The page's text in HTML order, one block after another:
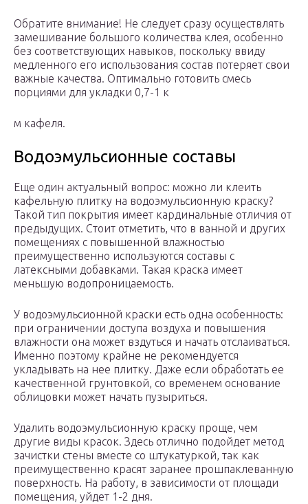
Обратите внимание! Не следует сразу осуществлять
замешивание большого количества клея, особенно
без соответствующих навыков, поскольку ввиду
медленного его использования состав потеряет свои
важные качества. Оптимально готовить смесь
порциями для укладки 0,7-1 к
м кафеля.
Водоэмульсионные составы
Еще один актуальный вопрос: можно ли клеить
кафельную плитку на водоэмульсионную краску?
Такой тип покрытия имеет кардинальные отличия от
предыдущих. Стоит отметить, что в ванной и других
помещениях с повышенной влажностью
преимущественно используются составы с
латексными добавками. Такая краска имеет
меньшую водопроницаемость.
У водоэмульсионной краски есть одна особенность:
при ограничении доступа воздуха и повышения
влажности она может вздуться и начать отслаиваться.
Именно поэтому крайне не рекомендуется
укладывать на нее плитку. Даже если обработать ее
качественной грунтовкой, со временем основание
облицовки может начать пузыриться.
Удалить водоэмульсионную краску проще, чем
другие виды красок. Здесь отлично подойдет метод
зачистки стены вместе со штукатуркой, так как
преимущественно красят заранее прошпаклеванную
поверхность. На работу, в зависимости от площади
помещения, уйдет 1-2 дня.